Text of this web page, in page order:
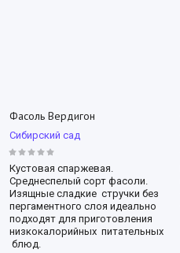
Фасоль Вердигон
Сибирский сад
Кустовая спаржевая.
Среднеспелый сорт фасоли.
Изящные сладкие стручки без
пергаментного слоя идеально
подходят для приготовления
низкокалорийных питательных
блюд.